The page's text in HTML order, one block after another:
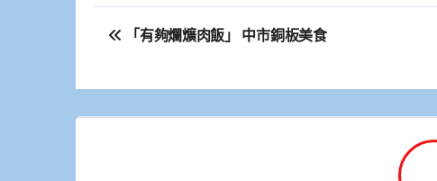
文
導
「有夠爛爌肉飯」 中市銅板美食